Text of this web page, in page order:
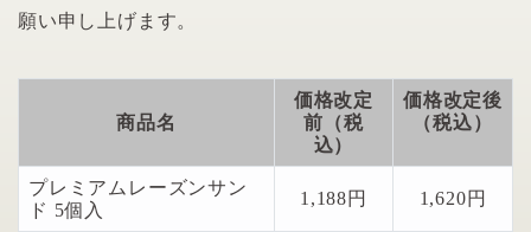
願い申し上げます。
商品名
価格改定
前（税
込）
価格改定後
（税込）
プレミアムレーズンサン
ド 5個入
1,188円 1,620円